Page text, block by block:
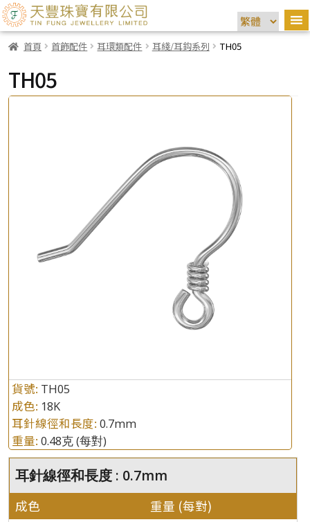
首頁 首飾配件 耳環類配件 耳綫/耳鈎系列 TH05
TH05
貨號: TH05
成色: 18K
耳針線徑和長度: 0.7mm
重量: 0.48克(每對)
耳針線徑和長度 : 0.7mm
成色 重量 (每對)